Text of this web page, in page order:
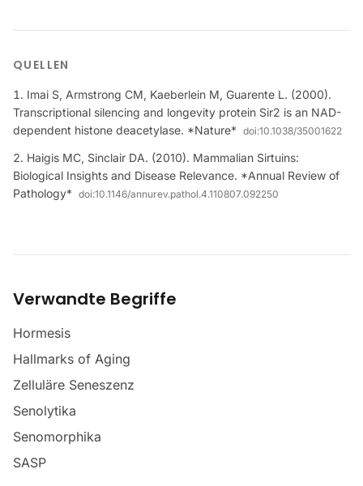
QUELLEN
Imai S, Armstrong CM, Kaeberlein M, Guarente L. (2000).
Transcriptional silencing and longevity protein Sir2 is an NAD-
dependent histone deacetylase. *Nature* doi:10.1038/35001622
Haigis MC, Sinclair DA. (2010). Mammalian Sirtuins:
Biological Insights and Disease Relevance. *Annual Review of
Pathology* doi:10.1146/annurev.pathol.4.110807.092250
Verwandte Begriffe
Hormesis
Hallmarks of Aging
Zelluläre Seneszenz
Senolytika
Senomorphika
SASP